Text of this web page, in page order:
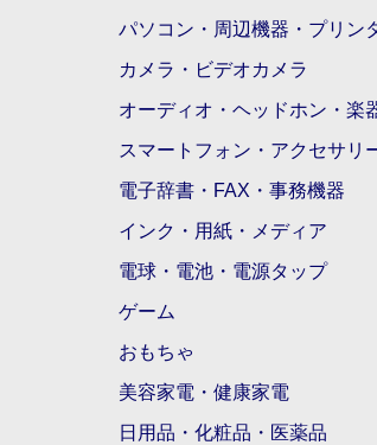
パソコン・周辺機器・プリン
カメラ・ビデオカメラ
オーディオ・ヘッドホン・楽
スマートフォン・アクセサリ
電子辞書・FAX・事務機器
インク・用紙・メディア
電球・電池・電源タップ
ゲーム
おもちゃ
美容家電・健康家電
日用品・化粧品・医薬品